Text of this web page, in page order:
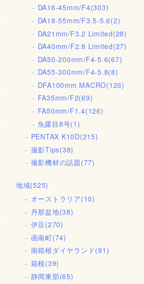
DA16-45mm/F4(303)
DA18-55mm/F3.5-5.6(2)
DA21mm/F3.2 Limited(28)
DA40mm/F2.8 Limited(27)
DA50-200mm/F4-5.6(67)
DA55-300mm/F4-5.8(8)
DFA100mm MACRO(126)
FA35mm/F2(69)
FA50mm/F1.4(126)
魚露目8号(1)
PENTAX K10D(215)
撮影Tips(38)
撮影機材の話題(77)
地域(525)
オーストラリア(10)
丹那盆地(38)
伊豆(270)
函南町(74)
南箱根ダイヤランド(91)
箱根(39)
静岡東部(65)